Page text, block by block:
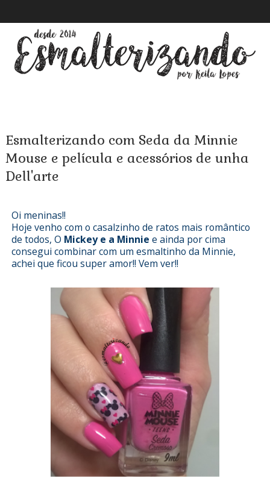
Esmalterizando com Seda da Minnie
Mouse e película e acessórios de unha
Dell'arte
Oi meninas!!
Hoje venho com o casalzinho de ratos mais romântico
de todos, O Mickey e a Minnie e ainda por cima
consegui combinar com um esmaltinho da Minnie,
achei que ficou super amor!! Vem ver!!